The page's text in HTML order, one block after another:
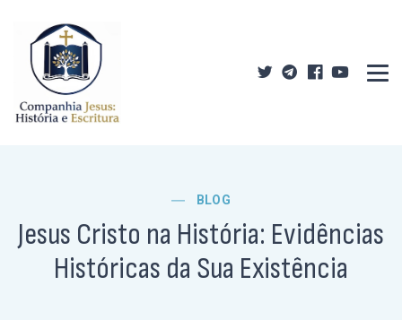
BLOG
Jesus Cristo na História: Evidências
Históricas da Sua Existência